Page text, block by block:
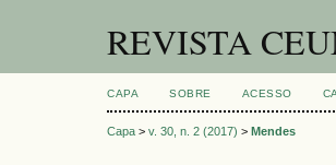
REVISTA
CAPA SOBRE ACESSO
Capa > v. 30, n. 2 (2017) > Mendes